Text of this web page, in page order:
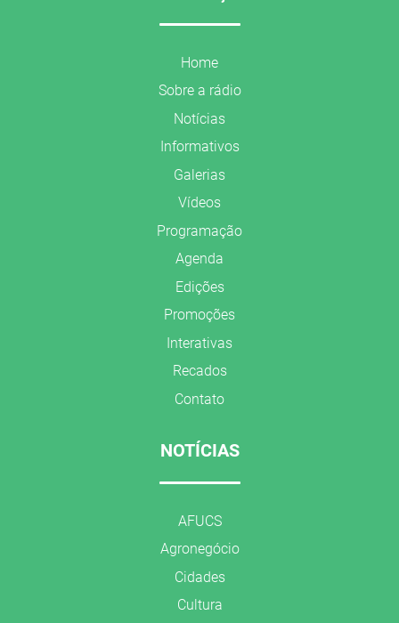
Home
Sobre a rádio
Notícias
Informativos
Galerias
Vídeos
Programação
Agenda
Edições
Promoções
Interativas
Recados
Contato
NOTÍCIAS
AFUCS
Agronegócio
Cidades
Cultura